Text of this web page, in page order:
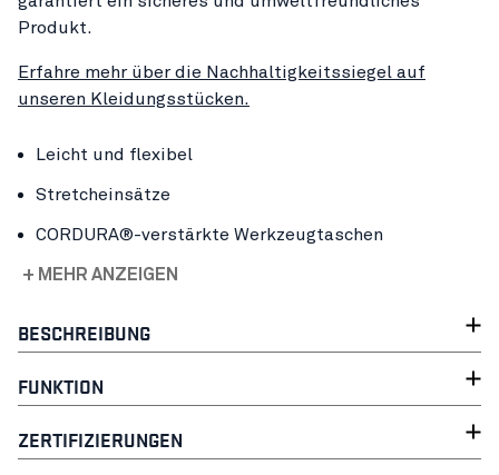
Produkt.
Erfahre mehr über die Nachhaltigkeitssiegel auf
unseren Kleidungsstücken.
Leicht und flexibel
Stretcheinsätze
CORDURA®-verstärkte Werkzeugtaschen
+ MEHR ANZEIGEN
BESCHREIBUNG
FUNKTION
ZERTIFIZIERUNGEN